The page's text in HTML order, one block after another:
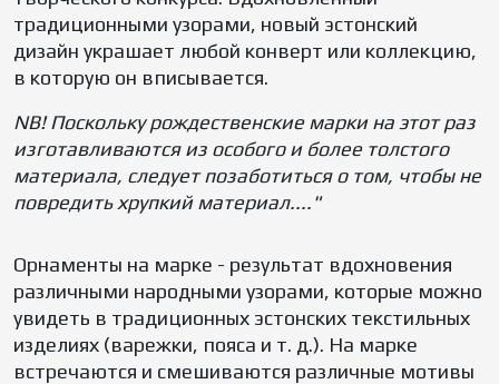
традиционными узорами, новый эстонский
дизайн украшает любой конверт или коллекцию,
в которую он вписывается.
NB! Поскольку рождественские марки на этот раз
изготавливаются из особого и более толстого
материала, следует позаботиться о том, чтобы не
повредить хрупкий материал...."
Орнаменты на марке - результат вдохновения
различными народными узорами, которые можно
увидеть в традиционных эстонских текстильных
изделиях (варежки, пояса и т. д.). На марке
встречаются и смешиваются различные мотивы